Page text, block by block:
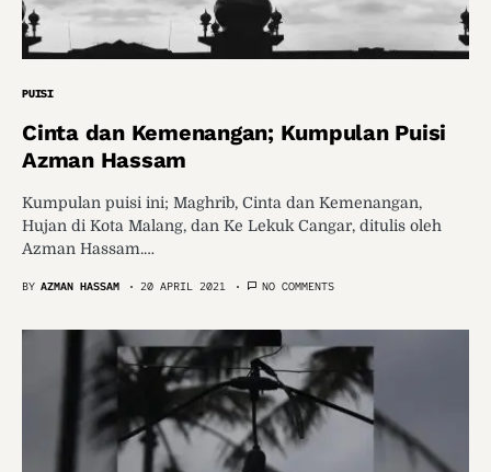
PUISI
Cinta dan Kemenangan; Kumpulan Puisi
Azman Hassam
Kumpulan puisi ini; Maghrib, Cinta dan Kemenangan,
Hujan di Kota Malang, dan Ke Lekuk Cangar, ditulis oleh
Azman Hassam.…
BY AZMAN HASSAM 20 APRIL 2021 NO COMMENTS